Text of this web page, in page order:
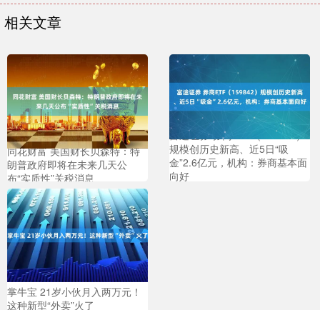
相关文章
同花财富 美国财长贝森特：特
朗普政府即将在未来几天公
布“实质性”关税消息
富途证券 券商ETF（159842）
规模创历史新高、近5日“吸
金”2.6亿元，机构：券商基本面
向好
掌牛宝 21岁小伙月入两万元！
这种新型“外卖”火了